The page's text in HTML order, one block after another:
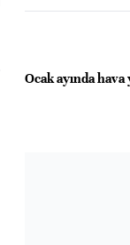
Ocak ayında